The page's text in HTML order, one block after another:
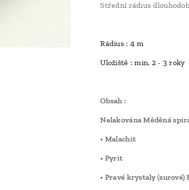
Střední rádius
Rádius : 4 m
Uložiště : min. 2 - 3 roky
Obsah :
Nelakována Měděná
• Malachit
• Pyrit
• Pravé krystaly